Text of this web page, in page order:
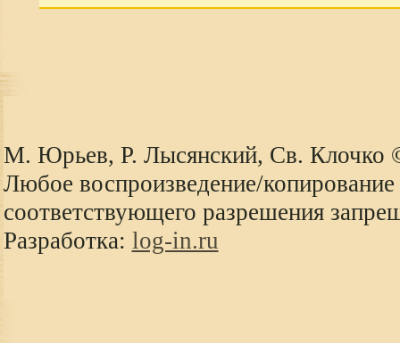
М. Юрьев, Р. Лысянский, Св. Клочко
Любое воспроизведение/копирование
соответствующего разрешения
Разработка: log-in.ru